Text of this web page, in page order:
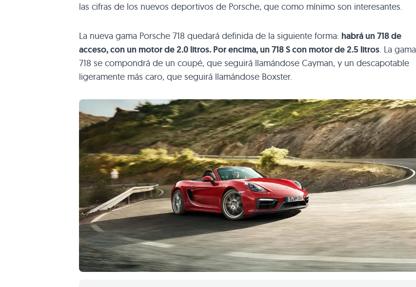
las cifras de los nuevos deportivos de Porsche, que como mínimo son interesantes.
La nueva gama Porsche 718 quedará definida de la siguiente forma: habrá un 718 de
acceso, con un motor de 2.0 litros. Por encima, un 718 S con motor de 2.5 litros. La gama
718 se compondrá de un coupé, que seguirá llamándose Cayman, y un descapotable
ligeramente más caro, que seguirá llamándose Boxster.